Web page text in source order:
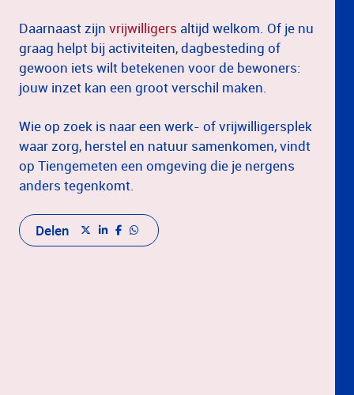
Daarnaast zijn vrijwilligers altijd welkom. Of je nu
graag helpt bij activiteiten, dagbesteding of
gewoon iets wilt betekenen voor de bewoners:
jouw inzet kan een groot verschil maken.
Wie op zoek is naar een werk- of vrijwilligersplek
waar zorg, herstel en natuur samenkomen, vindt
op Tiengemeten een omgeving die je nergens
anders tegenkomt.
Delen